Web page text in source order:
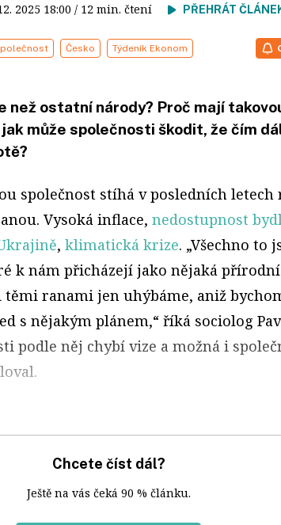
2025 18:00 / 12 min. čtení PŘEHRÁT
Česko Týdeník Ekonom
než ostatní národy? Proč mají
může společnosti škodit, že čím
společnost stíhá v posledních letech
Vysoká inflace, nedostupnost
, klimatická krize. „Všechno to
k nám přicházejí jako nějaká
těmi ranami jen uhýbáme, aniž
s nějakým plánem,“ říká sociolog
podle něj chybí vize a možná i
Chcete číst dál?
Ještě na vás čeká 90 % článku.